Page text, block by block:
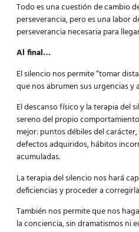
Todo es una cuestión de cambio
perseverancia, pero es una labor
perseverancia necesaria para
Al final…
El silencio nos permite “tomar
que nos abrumen sus urgencias y
El descanso físico y la terapia del
sereno del propio
mejor: puntos débiles del
defectos adquiridos, hábitos
acumuladas.
La terapia del silencio nos hará
deficiencias y proceder a
También nos permite que nos
la conciencia, sin dramatismos ni